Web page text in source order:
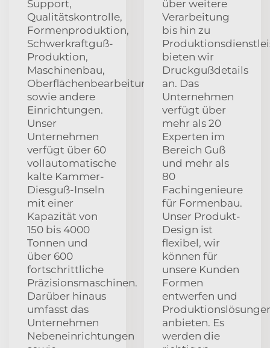
Support,
Qualitätskontrolle,
Formenproduktion,
Schwerkraftguß-
Produktion,
Maschinenbau,
Oberflächenbearbeitung
sowie andere
Einrichtungen.
Unser
Unternehmen
verfügt über 60
vollautomatische
kalte Kammer-
Diesguß-Inseln
mit einer
Kapazität von
150 bis 4000
Tonnen und
über 600
fortschrittliche
Präzisionsmaschinen.
Darüber hinaus
umfasst das
Unternehmen
Nebeneinrichtungen
über weitere
Verarbeitung
bis hin zu
bieten wir
Druckgußdetails
an. Das
Unternehmen
verfügt über
mehr als 20
Experten im
Bereich Guß
und mehr als
80
Fachingenieure
für Formenbau.
Unser Produkt-
Design ist
flexibel, wir
können für
unsere Kunden
Formen
entwerfen und
anbieten. Es
werden die